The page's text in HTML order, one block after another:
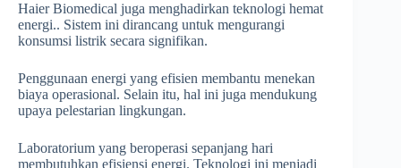
Haier Biomedical juga menghadirkan teknologi hemat
energi.. Sistem ini dirancang untuk mengurangi
konsumsi listrik secara signifikan.
Penggunaan energi yang efisien membantu menekan
biaya operasional. Selain itu, hal ini juga mendukung
upaya pelestarian lingkungan.
Laboratorium yang beroperasi sepanjang hari
membutuhkan efisiensi energi. Teknologi ini menjadi